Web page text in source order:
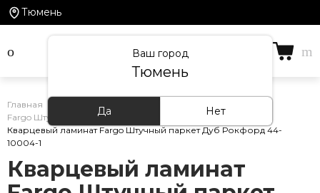
Тюмень
Ваш город
Тюмень
Да Нет
Главная Каталог товаров Кварцевый ламинат
Fargo Штучный паркет
Кварцевый ламинат Fargo Штучный паркет Дуб Рокфорд 44-
10004-1
Кварцевый ламинат